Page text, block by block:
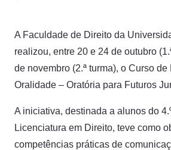
A Faculdade de Direito da
realizou, entre 20 e 24 de outubro
de novembro (2.ª turma), o Curso
Oralidade – Oratória para Futuros
A iniciativa, destinada a alunos do
Licenciatura em Direito, teve como
competências práticas de